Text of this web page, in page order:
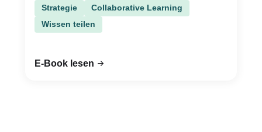
Strategie
Collaborative Learning
Wissen teilen
E-Book lesen